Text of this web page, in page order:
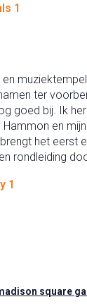
ter
goed bij. Ik
en
het eerst
rondleiding
square